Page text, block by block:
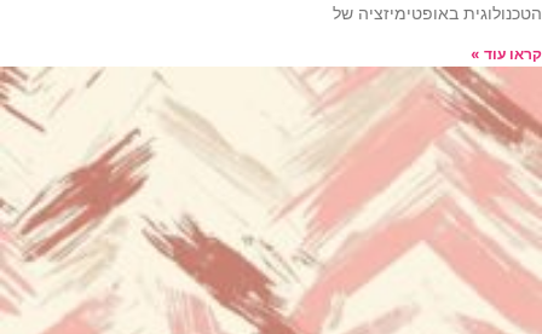
הטכנולוגית באופטימיזציה של
קראו עוד »